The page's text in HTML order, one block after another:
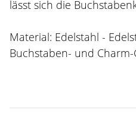
lässt sich die
Material: Edelstahl -
Buchstaben- und